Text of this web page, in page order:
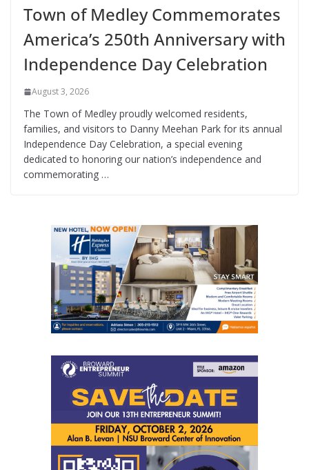
Town of Medley Commemorates
America’s 250th Anniversary with
Independence Day Celebration
August 3, 2026
The Town of Medley proudly welcomed residents,
families, and visitors to Danny Meehan Park for its annual
Independence Day Celebration, a special evening
dedicated to honoring our nation’s independence and
commemorating …